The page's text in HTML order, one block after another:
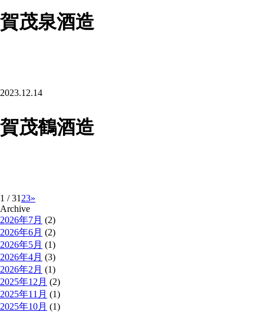
賀茂泉酒造
2023.12.14
賀茂鶴酒造
1 / 31 23»
Archive
2026年7月 (2)
2026年6月 (2)
2026年5月 (1)
2026年4月 (3)
2026年2月 (1)
2025年12月 (2)
2025年11月 (1)
2025年10月 (1)